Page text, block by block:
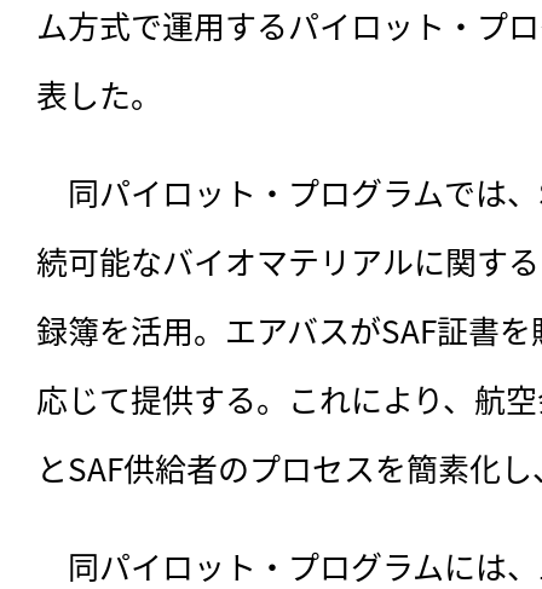
ム方式で運用するパイロット・プ
表した。
同パイロット・プログラムでは、
続可能なバイオマテリアルに関す
録簿を活用。エアバスがSAF証書
応じて提供する。これにより、航
とSAF供給者のプロセスを簡素化
同パイロット・プログラムには